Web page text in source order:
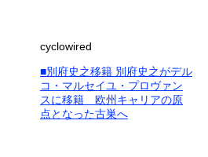
cyclowired
■別府史之移籍 別府史之がデル
コ・マルセイユ・プロヴァン
スに移籍 欧州キャリアの原
点となった古巣へ